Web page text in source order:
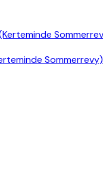
Sommerrevy)